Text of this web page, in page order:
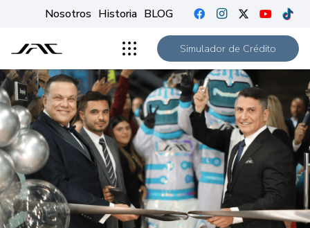
Nosotros Historia BLOG
Simulador de Crédito